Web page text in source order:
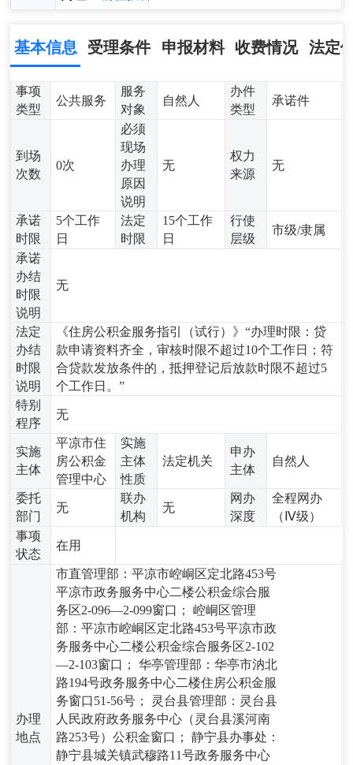
基本信息 受理条件 申报材料 收费情况 法定
事项
类型
公共服务
服务
对象
自然人
办件
类型
承诺件
到场
次数
0次
必须
现场
办理
原因
说明
无
权力
来源
无
承诺
时限
5个工作
日
法定
时限
15个工作
日
行使
层级
市级/隶属
承诺
办结
时限
说明
无
法定
办结
时限
说明
《住房公积金服务指引（试行）》“办理时限：贷
款申请资料齐全，审核时限不超过10个工作日；符
合贷款发放条件的，抵押登记后放款时限不超过5
个工作日。”
特别
程序
无
实施
主体
平凉市住
房公积金
管理中心
实施
主体
性质
法定机关
申办
主体
自然人
委托
部门
无
联办
机构
无
网办
深度
全程网办
（Ⅳ级）
事项
状态
在用
办理
地点
市直管理部：平凉市崆峒区定北路453号
平凉市政务服务中心二楼公积金综合服
务区2-096—2-099窗口； 崆峒区管理
部：平凉市崆峒区定北路453号平凉市政
务服务中心二楼公积金综合服务区2-102
—2-103窗口； 华亭管理部：华亭市汭北
路194号政务服务中心二楼住房公积金服
务窗口51-56号； 灵台县管理部：灵台县
人民政府政务服务中心（灵台县溪河南
路253号）公积金窗口； 静宁县办事处：
静宁县城关镇武穆路11号政务服务中心